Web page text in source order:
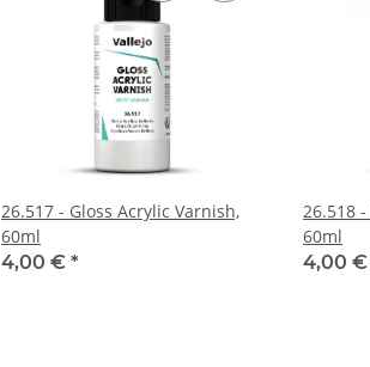
26.517 - Gloss Acrylic Varnish,
60ml
4,00 € *
26.518
60ml
4,00 €